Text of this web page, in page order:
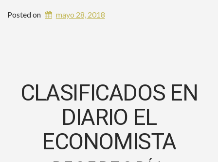
Posted on mayo 28, 2018
CLASIFICADOS EN
DIARIO EL
ECONOMISTA